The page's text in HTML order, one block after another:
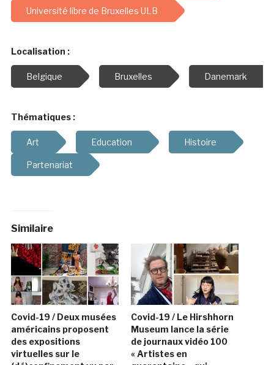
Université libre de Bruxelles ULB
Localisation :
Belgique Bruxelles Danemark
Thématiques :
Art Education Histoire
Partenariat
Similaire
Covid-19 / Deux musées
américains proposent
des expositions
virtuelles sur le
Covid-19 / Le Hirshhorn
Museum lance la série
de journaux vidéo 100
« Artistes en